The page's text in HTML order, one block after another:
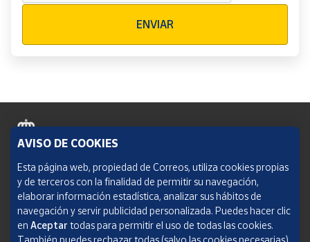
ENVIAR
Política de cookies
Aviso legal
Condiciones del servicio
AVISO DE COOKIES
Esta página web, propiedad de Correos, utiliza cookies propias
y de terceros con la finalidad de permitir su navegación,
elaborar información estadística, analizar sus hábitos de
navegación y servir publicidad personalizada. Puedes hacer clic
en Aceptar todas para permitir el uso de todas las cookies.
También puedes rechazar todas (salvo las cookies necesarias)